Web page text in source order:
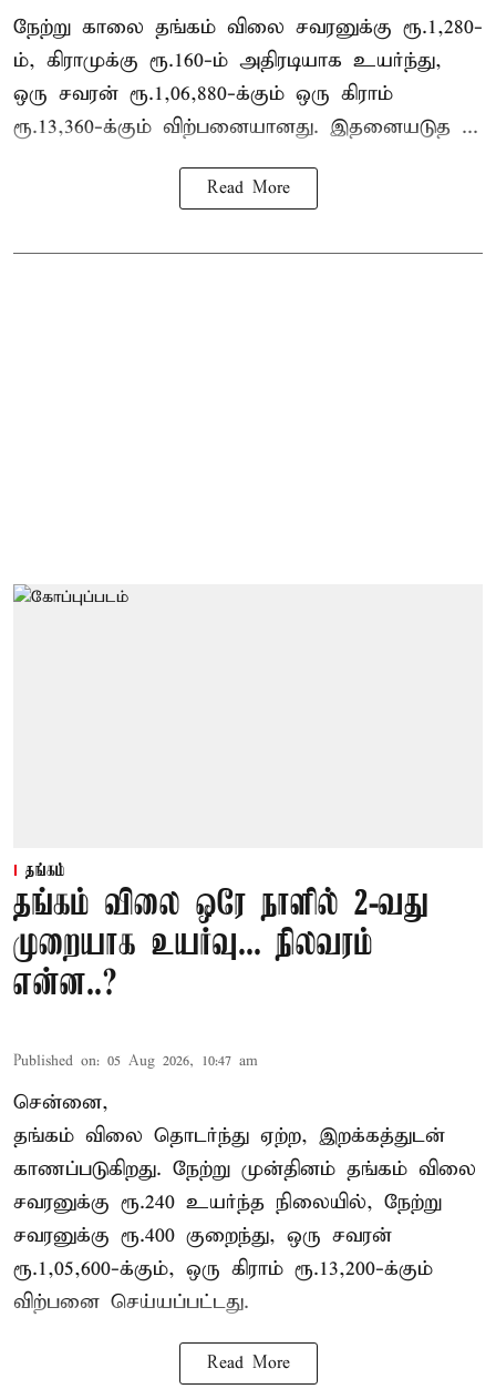
நேற்று காலை தங்கம் விலை சவரனுக்கு ரூ.1,280-
ம், கிராமுக்கு ரூ.160-ம் அதிரடியாக உயர்ந்து,
ஒரு சவரன் ரூ.1,06,880-க்கும் ஒரு கிராம்
ரூ.13,360-க்கும் விற்பனையானது. இதனையடுத ...
Read More
தங்கம்
தங்கம் விலை ஒரே நாளில் 2-வது
முறையாக உயர்வு... நிலவரம்
என்ன..?
Published on: 05 Aug 2026, 10:47 am
சென்னை,
தங்கம் விலை தொடர்ந்து ஏற்ற, இறக்கத்துடன்
காணப்படுகிறது. நேற்று முன்தினம் தங்கம் விலை
சவரனுக்கு ரூ.240 உயர்ந்த நிலையில், நேற்று
சவரனுக்கு ரூ.400 குறைந்து, ஒரு சவரன்
ரூ.1,05,600-க்கும், ஒரு கிராம் ரூ.13,200-க்கும்
விற்பனை செய்யப்பட்டது.
Read More